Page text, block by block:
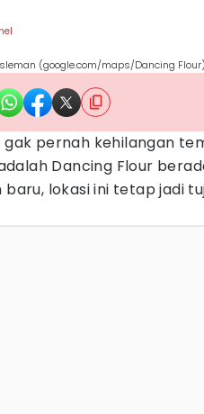
(google.com/maps/Dancing Flour)
pernah kehilangan
Dancing Flour
lokasi ini tetap jadi